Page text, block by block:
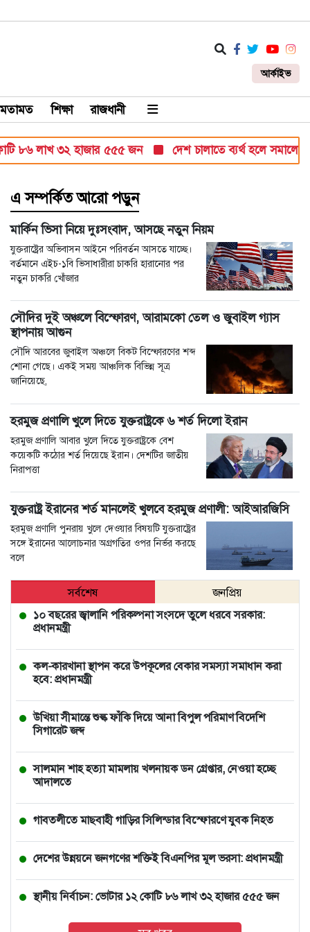
আর্কাইভ
মতামত শিক্ষা রাজধানী
লাখ ৩২ হাজার ৫৫৫ জন দেশ চালাতে ব্যর্থ হলে সমালোচনা
এ সম্পর্কিত আরো পড়ুন
মার্কিন ভিসা নিয়ে দুঃসংবাদ, আসছে নতুন নিয়ম
যুক্তরাষ্ট্রের অভিবাসন আইনে পরিবর্তন আসতে যাচ্ছে।
বর্তমানে এইচ-১বি ভিসাধারীরা চাকরি হারানোর পর
নতুন চাকরি খোঁজার
সৌদির দুই অঞ্চলে বিস্ফোরণ, আরামকো তেল ও জুবাইল গ্যাস
স্থাপনায় আগুন
সৌদি আরবের জুবাইল অঞ্চলে বিকট বিস্ফোরণের শব্দ
শোনা গেছে। একই সময় আঞ্চলিক বিভিন্ন সূত্র
জানিয়েছে,
হরমুজ প্রণালি খুলে দিতে যুক্তরাষ্ট্রকে ৬ শর্ত দিলো ইরান
হরমুজ প্রণালি আবার খুলে দিতে যুক্তরাষ্ট্রকে বেশ
কয়েকটি কঠোর শর্ত দিয়েছে ইরান। দেশটির জাতীয়
নিরাপত্তা
যুক্তরাষ্ট্র ইরানের শর্ত মানলেই খুলবে হরমুজ প্রণালী: আইআরজিসি
হরমুজ প্রণালি পুনরায় খুলে দেওয়ার বিষয়টি যুক্তরাষ্ট্রের
সঙ্গে ইরানের আলোচনার অগ্রগতির ওপর নির্ভর করছে
বলে
সর্বশেষ
জনপ্রিয়
১০ বছরের জ্বালানি পরিকল্পনা সংসদে তুলে ধরবে সরকার:
প্রধানমন্ত্রী
কল-কারখানা স্থাপন করে উপকূলের বেকার সমস্যা সমাধান করা
হবে: প্রধানমন্ত্রী
উখিয়া সীমান্তে শুল্ক ফাঁকি দিয়ে আনা বিপুল পরিমাণ বিদেশি
সিগারেট জব্দ
সালমান শাহ হত্যা মামলায় খলনায়ক ডন গ্রেপ্তার, নেওয়া হচ্ছে
আদালতে
গাবতলীতে মাছবাহী গাড়ির সিলিন্ডার বিস্ফোরণে যুবক নিহত
দেশের উন্নয়নে জনগণের শক্তিই বিএনপির মূল ভরসা: প্রধানমন্ত্রী
স্থানীয় নির্বাচন: ভোটার ১২ কোটি ৮৬ লাখ ৩২ হাজার ৫৫৫ জন